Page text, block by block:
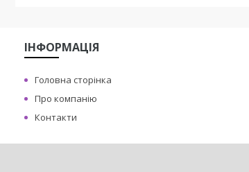
ІНФОРМАЦІЯ
Головна сторінка
Про компанію
Контакти